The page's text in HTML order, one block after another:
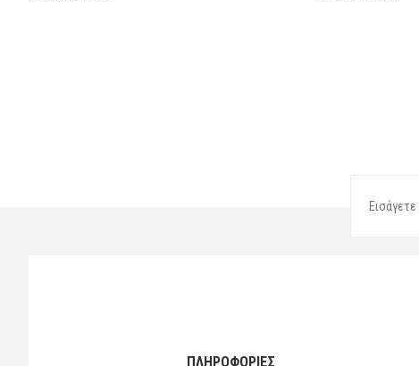
ΠΛΗΡΟΦΟΡΙΕΣ